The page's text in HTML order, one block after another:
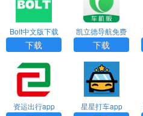
Bolt中文版下载
下载
凯立德导航免费
车机版2024最新
版
下载
资运出行app 星星打车app